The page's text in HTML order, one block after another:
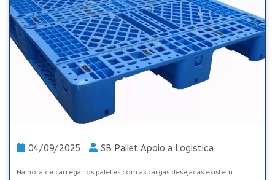
04/09/2025 SB Pallet Apoio a Logistica
Na hora de carregar os paletes com as cargas desejadas existem